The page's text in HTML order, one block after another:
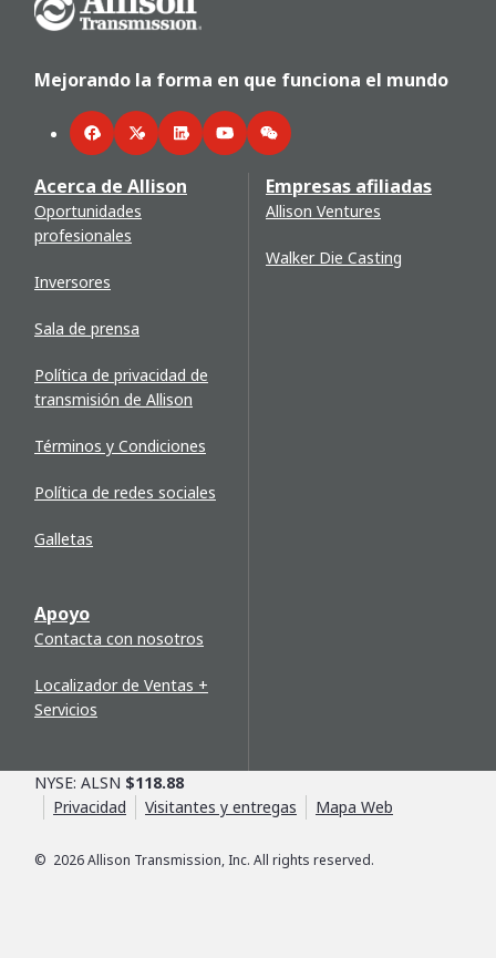
Mejorando la forma en que funciona el mundo
FacebookTwitterLinkedInYouTubeWeChat
Acerca de Allison
Oportunidades
profesionales
Inversores
Sala de prensa
Política de privacidad de
transmisión de Allison
Términos y Condiciones
Política de redes sociales
Galletas
Apoyo
Contacta con nosotros
Localizador de Ventas +
Servicios
Empresas afiliadas
Allison Ventures
Walker Die Casting
© 2026Allison Transmission, Inc. All rights reserved.
NYSE: ALSN $118.88
Privacidad
Visitantes y entregas Mapa Web